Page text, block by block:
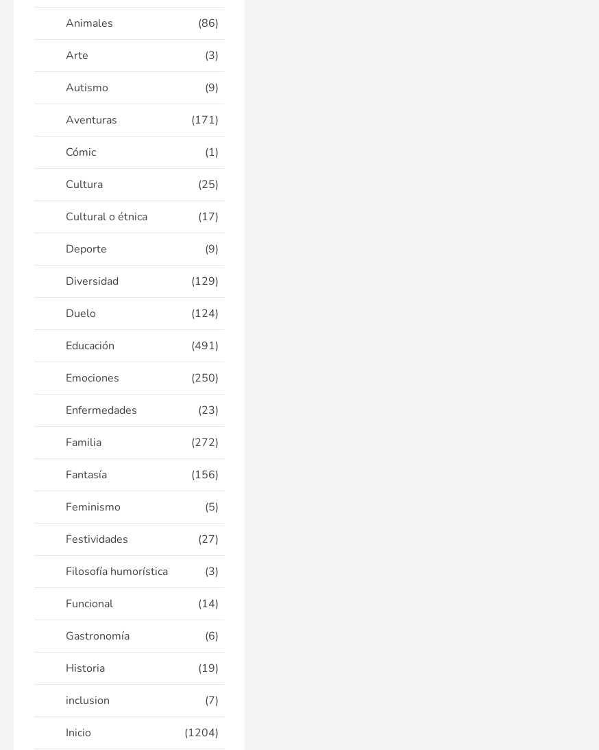
Animales (86)
Arte (3)
Autismo (9)
Aventuras (171)
Cómic (1)
Cultura (25)
Cultural o étnica (17)
Deporte (9)
Diversidad (129)
Duelo (124)
Educación (491)
Emociones (250)
Enfermedades (23)
Familia (272)
Fantasía (156)
Feminismo (5)
Festividades (27)
Filosofía humorística (3)
Funcional (14)
Gastronomía (6)
Historia (19)
inclusion (7)
Inicio (1204)